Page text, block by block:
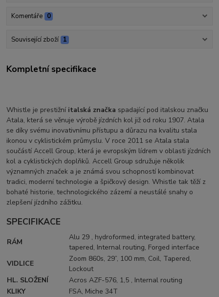
Komentáře 0
Související zboží 1
Kompletní specifikace
Whistle je prestižní italská značka spadající pod italskou značku
Atala, která se věnuje výrobě jízdních kol již od roku 1907. Atala
se díky svému inovativnímu přístupu a důrazu na kvalitu stala
ikonou v cyklistickém průmyslu. V roce 2011 se Atala stala
součástí Accell Group, která je evropským lídrem v oblasti jízdních
kol a cyklistických doplňků. Accell Group sdružuje několik
významných značek a je známá svou schopností kombinovat
tradici, moderní technologie a špičkový design. Whistle tak těží z
bohaté historie, technologického zázemí a neustálé snahy o
zlepšení jízdního zážitku.
SPECIFIKACE
RÁM
Alu 29 , hydroformed, integrated battery,
tapered, Internal routing, Forged interface
VIDLICE
Zoom 860s, 29”, 100 mm, Coil, Tapered,
Lockout
HL. SLOŽENÍ
Acros AZF-576, 1,5 , Internal routing
KLIKY
FSA, Miche 34T